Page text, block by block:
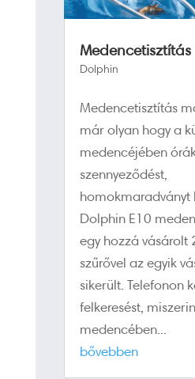
Dolphin
Medencetisztítás
már olyan hogy a
medencéjében
szennyeződést,
homokmaradványt
Dolphin E10
egy hozzá vásárolt
szűrővel az egyik
sikerült. Telefonon
felkeresést,
medencében...
bővebben